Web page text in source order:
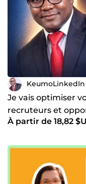
KeumoLinkedIn
Je vais optimiser
recruteurs et
À partir de 18,82